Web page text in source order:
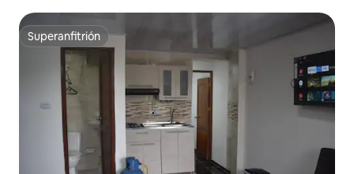
Superanfitrión
Superanfitrión